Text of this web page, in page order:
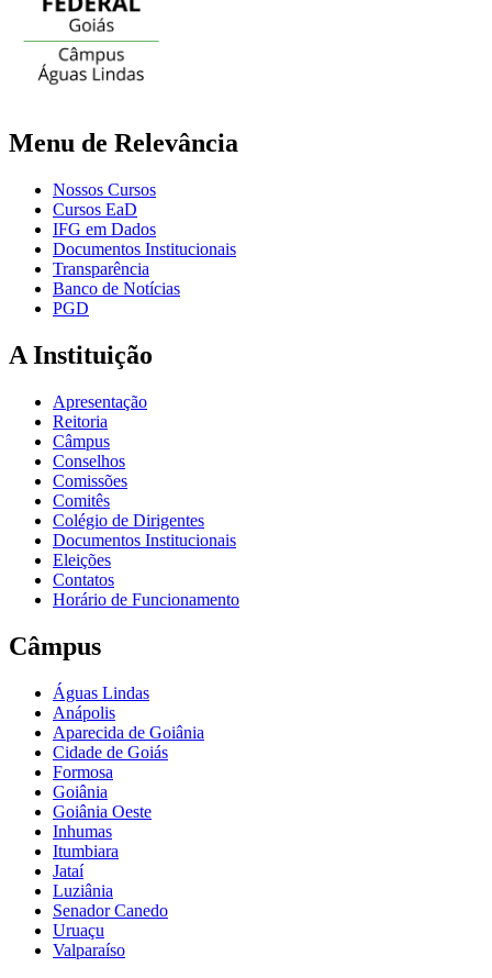
Menu de Relevância
Nossos Cursos
Cursos EaD
IFG em Dados
Documentos Institucionais
Transparência
Banco de Notícias
PGD
A Instituição
Apresentação
Reitoria
Câmpus
Conselhos
Comissões
Comitês
Colégio de Dirigentes
Documentos Institucionais
Eleições
Contatos
Horário de Funcionamento
Câmpus
Águas Lindas
Anápolis
Aparecida de Goiânia
Cidade de Goiás
Formosa
Goiânia
Goiânia Oeste
Inhumas
Itumbiara
Jataí
Luziânia
Senador Canedo
Uruaçu
Valparaíso